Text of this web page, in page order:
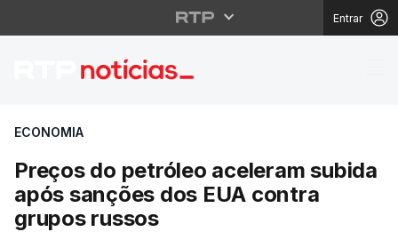
Entrar
Preços do petróleo
ECONOMIA
Preços do petróleo aceleram subida
após sanções dos EUA contra
grupos russos